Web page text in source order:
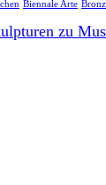
Biennale Arte
zu